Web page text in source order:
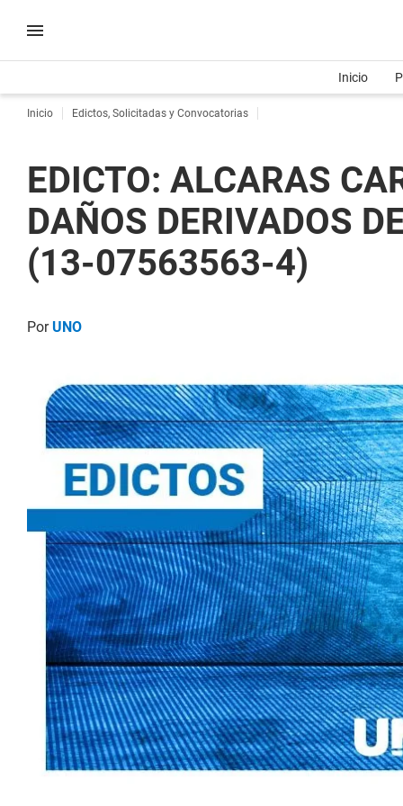
Inicio
Inicio Edictos, Solicitadas y Convocatorias
EDICTO: ALCARAS
DAÑOS DERIVADOS
(13-07563563-4)
PorUNO